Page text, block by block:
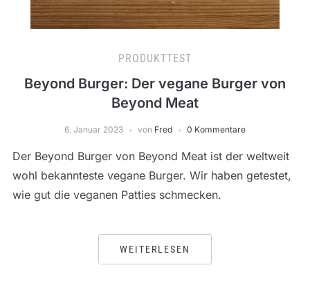
PRODUKTTEST
Beyond Burger: Der vegane Burger von
Beyond Meat
6. Januar 2023 von Fred 0 Kommentare
Der Beyond Burger von Beyond Meat ist der weltweit
wohl bekannteste vegane Burger. Wir haben getestet,
wie gut die veganen Patties schmecken.
WEITERLESEN